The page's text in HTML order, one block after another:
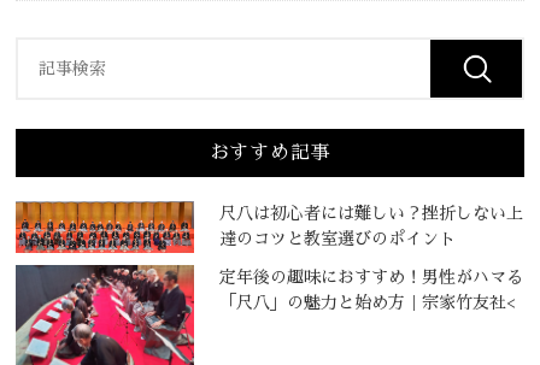
おすすめ記事
尺八は初心者には難しい？挫折しない上
達のコツと教室選びのポイント
定年後の趣味におすすめ！男性がハマる
「尺八」の魅力と始め方｜宗家竹友社<